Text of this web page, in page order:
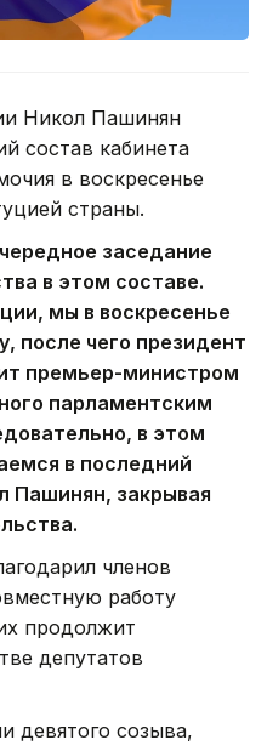
Никол Пашинян
состав кабинета
в воскресенье
страны.
заседание
в этом составе.
мы в воскресенье
после чего президент
премьер-министром
парламентским
в этом
в последний
Пашинян, закрывая
членов
работу
продолжит
депутатов
девятого созыва,